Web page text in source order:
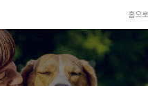
홈으로